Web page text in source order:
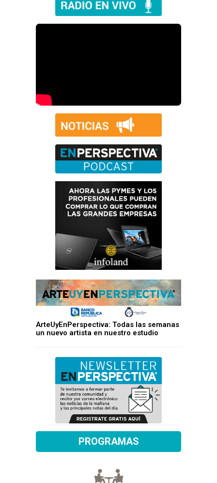
ArteUyEnPerspectiva: Todas las semanas
un nuevo artista en nuestro estudio
PROGRAMAS